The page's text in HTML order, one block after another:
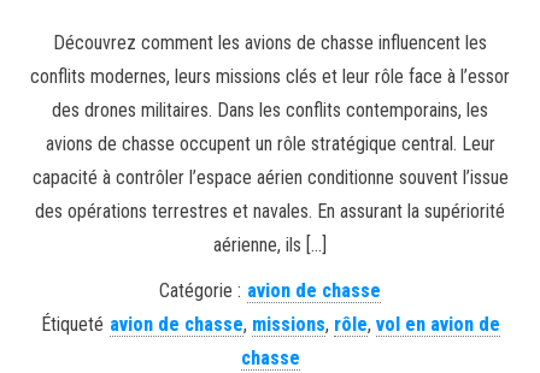
Découvrez comment les avions de chasse influencent les
conflits modernes, leurs missions clés et leur rôle face à l’essor
des drones militaires. Dans les conflits contemporains, les
avions de chasse occupent un rôle stratégique central. Leur
capacité à contrôler l’espace aérien conditionne souvent l’issue
des opérations terrestres et navales. En assurant la supériorité
aérienne, ils […]
Catégorie : avion de chasse
Étiqueté avion de chasse, missions, rôle, vol en avion de
chasse